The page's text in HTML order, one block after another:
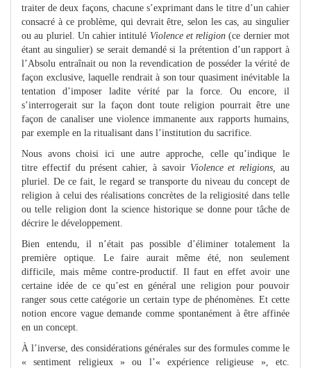
traiter de deux façons, chacune s’exprimant dans le titre d’un cahier
consacré à ce problème, qui devrait être, selon les cas, au singulier
ou au pluriel. Un cahier intitulé Violence et religion (ce dernier mot
étant au singulier) se serait demandé si la prétention d’un rapport à
l’Absolu entraînait ou non la revendication de posséder la vérité de
façon exclusive, laquelle rendrait à son tour quasiment inévitable la
tentation d’imposer ladite vérité par la force. Ou encore, il
s’interrogerait sur la façon dont toute religion pourrait être une
façon de canaliser une violence immanente aux rapports humains,
par exemple en la ritualisant dans l’institution du sacrifice.
Nous avons choisi ici une autre approche, celle qu’indique le
titre effectif du présent cahier, à savoir Violence et religions,
au
pluriel. De ce fait, le regard se transporte du niveau du concept de
religion à celui des réalisations concrètes de la religiosité dans telle
ou telle religion dont la science historique se donne pour tâche de
décrire le développement.
Bien entendu, il n’était pas possible d’éliminer totalement la
première optique. Le faire aurait même été, non seulement
difficile, mais même contre-productif. Il faut en effet avoir une
certaine idée de ce qu’est en général une religion pour pouvoir
ranger sous cette catégorie un certain type de phénomènes. Et cette
notion encore vague demande comme spontanément à être affinée
en un concept.
À l’inverse, des considérations générales sur des formules comme le
« sentiment religieux » ou l’« expérience religieuse », etc.